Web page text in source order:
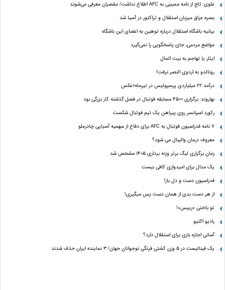
علوی: تاج از نامه ممبینی به AFC اطلاع نداشت/ مقصران معرفی می‌شوند
بصره عراق میزبان استقلال و تراکتور در آسیا شد
بیانیه باشگاه استقلال درباره توهین به اعضای این باشگاه
مواضع مردمی، جای پاسخگویی را نمی‌گیرد
ایثار یا تهاجم به بیت المال
رونالدو به اردوی النصر نرفت!
درآمد ۲۲ میلیاردی پرسپولیس در تیرماه+عکس
بهاروند: برگزاری ۴۵۰۰ مسابقه فوتبال در فصل گذشته کار بزرگی بود
رکورد اسپانسر روی پیراهن یک تیم فوتبال شکست
۷ نامه فدراسیون فوتبال به AFC برای دفاع از سهمیه آسیایی چادرملو
معروف درمان والیبال می شود؟
زمان برگزاری لیگ برتر وزنه برداری ۱۴۰۵ مشخص شد
یک مدال برای امیدواری کافی نیست
فدراسیون دست‌ و دل باز!
از هر دست بدی از همان دست پس میگیری!
تو باختی «رییس»!
رادیو اکتیو
آسانی اجازه بازی برای استقلال دارد؟
یک فینالیست در ۵ وزن کشتی فرنگی نوجوانان جهان/ ۳ نماینده ایران حذف شدند